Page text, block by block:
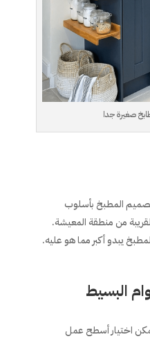
صغيرة جدا
المطبخ بأسلوب
من منطقة المعيشة.
يبدو أكبر مما هو عليه.
البسيط
اختيار أسطح عمل